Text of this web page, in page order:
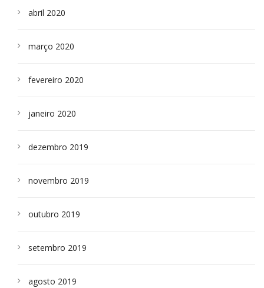
abril 2020
março 2020
fevereiro 2020
janeiro 2020
dezembro 2019
novembro 2019
outubro 2019
setembro 2019
agosto 2019